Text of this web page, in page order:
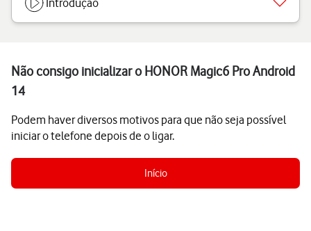
Introdução
Não consigo inicializar o HONOR Magic6 Pro Android
14
Podem haver diversos motivos para que não seja possível
iniciar o telefone depois de o ligar.
Início